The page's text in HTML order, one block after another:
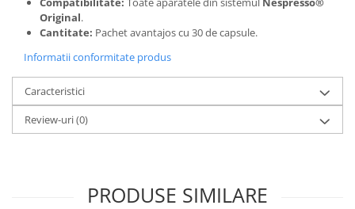
Original.
Cantitate: Pachet avantajos cu 30 de capsule.
Informatii conformitate produs
Caracteristici
Review-uri(0)
PRODUSE SIMILARE